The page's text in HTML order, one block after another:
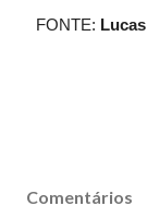
FONTE:
Comentários